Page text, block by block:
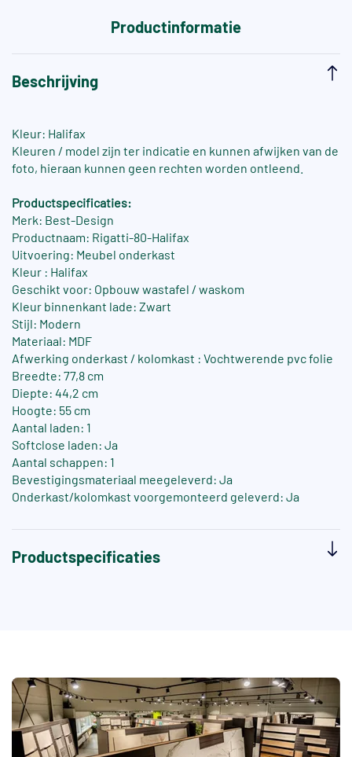
Productinformatie
Beschrijving
Kleur: Halifax
Kleuren / model zijn ter indicatie en kunnen afwijken van de
foto, hieraan kunnen geen rechten worden ontleend.
Productspecificaties:
Merk: Best-Design
Productnaam: Rigatti-80-Halifax
Uitvoering: Meubel onderkast
Kleur : Halifax
Geschikt voor: Opbouw wastafel / waskom
Kleur binnenkant lade: Zwart
Stijl: Modern
Materiaal: MDF
Afwerking onderkast / kolomkast : Vochtwerende pvc folie
Breedte: 77,8 cm
Diepte: 44,2 cm
Hoogte: 55 cm
Aantal laden: 1
Softclose laden: Ja
Aantal schappen: 1
Bevestigingsmateriaal meegeleverd: Ja
Onderkast/kolomkast voorgemonteerd geleverd: Ja
Productspecificaties